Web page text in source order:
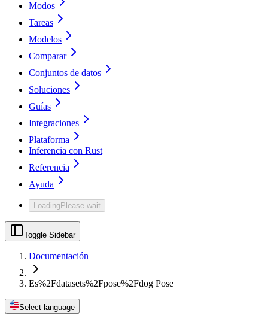
Modos
Tareas
Modelos
Comparar
Conjuntos de datos
Soluciones
Guías
Integraciones
Plataforma
Inferencia con Rust
Referencia
Ayuda
LoadingPlease wait
Toggle Sidebar
Documentación
Es%2Fdatasets%2Fpose%2Fdog Pose
Select language